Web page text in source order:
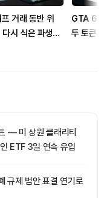
거래 동반 위
시 식은 파생시
GTA 6
투 토큰
— 미 상원 클래리티
ETF 3일 연속 유입
규제 법안 표결 연기로